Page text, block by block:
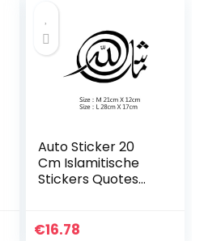
Auto Sticker 20
Cm Islamitische
Stickers Quotes
Vinyl Decals God
€16.78